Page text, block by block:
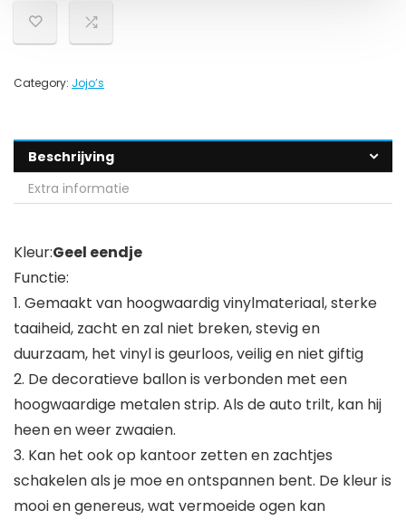
Category: Jojo’s
Beschrijving
Extra informatie
Kleur:Geel eendje
Functie:
1. Gemaakt van hoogwaardig vinylmateriaal, sterke
taaiheid, zacht en zal niet breken, stevig en
duurzaam, het vinyl is geurloos, veilig en niet giftig
2. De decoratieve ballon is verbonden met een
hoogwaardige metalen strip. Als de auto trilt, kan hij
heen en weer zwaaien.
3. Kan het ook op kantoor zetten en zachtjes
schakelen als je moe en ontspannen bent. De kleur is
mooi en genereus, wat vermoeide ogen kan